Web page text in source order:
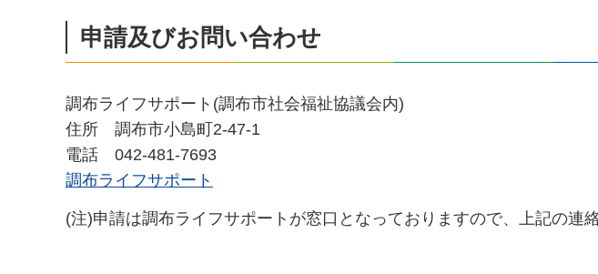
申請及びお問い合わせ
調布ライフサポート(調布市社会福祉協議会内)
住所 調布市小島町2-47-1
電話 042-481-7693
調布ライフサポート
(注)申請は調布ライフサポートが窓口となっておりますので、上記の連